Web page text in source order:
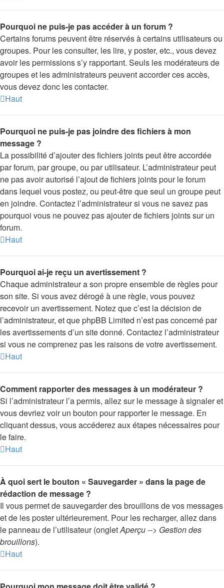
Pourquoi ne puis-je pas accéder à un forum ?
Certains forums peuvent être réservés à certains utilisateurs ou
groupes. Pour les consulter, les lire, y poster, etc., vous devez
avoir les permissions s’y rapportant. Seuls les modérateurs de
groupes et les administrateurs peuvent accorder ces accès,
vous devez donc les contacter.
Haut
Pourquoi ne puis-je pas joindre des fichiers à mon
message ?
La possibilité d’ajouter des fichiers joints peut être accordée
par forum, par groupe, ou par utilisateur. L’administrateur peut
ne pas avoir autorisé l’ajout de fichiers joints pour le forum
dans lequel vous postez, ou peut-être que seul un groupe peut
en joindre. Contactez l’administrateur si vous ne savez pas
pourquoi vous ne pouvez pas ajouter de fichiers joints sur un
forum.
Haut
Pourquoi ai-je reçu un avertissement ?
Chaque administrateur a son propre ensemble de règles pour
son site. Si vous avez dérogé à une règle, vous pouvez
recevoir un avertissement. Notez que c’est la décision de
l’administrateur, et que phpBB Limited n’est pas concerné par
les avertissements d’un site donné. Contactez l’administrateur
si vous ne comprenez pas les raisons de votre avertissement.
Haut
Comment rapporter des messages à un modérateur ?
Si l’administrateur l’a permis, allez sur le message à signaler et
vous devriez voir un bouton pour rapporter le message. En
cliquant dessus, vous accéderez aux étapes nécessaires pour
le faire.
Haut
À quoi sert le bouton « Sauvegarder » dans la page de
rédaction de message ?
Il vous permet de sauvegarder des brouillons de vos messages
et de les poster ultérieurement. Pour les recharger, allez dans
le panneau de l’utilisateur (ongletAperçu --> Gestion des
brouillons).
Haut